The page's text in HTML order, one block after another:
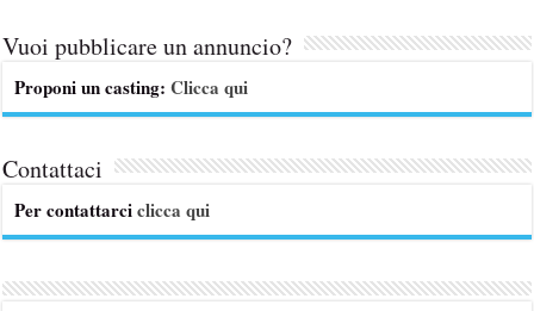
Vuoi pubblicare un annuncio?
Proponi un casting:Clicca qui
Contattaci
Per contattarciclicca qui